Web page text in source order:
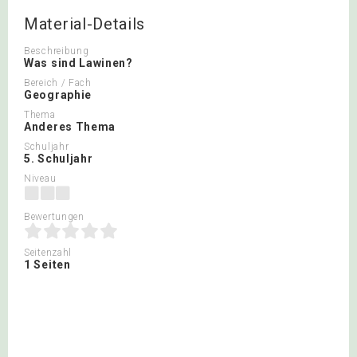
Material-Details
Beschreibung
Was sind Lawinen?
Bereich / Fach
Geographie
Thema
Anderes Thema
Schuljahr
5. Schuljahr
Niveau
Bewertungen
Seitenzahl
1 Seiten